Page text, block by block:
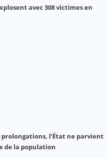
avec 308 victimes en
l’État ne parvient
de la population